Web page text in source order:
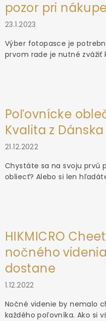
pozor pri nákupe
23.1.2023
Výber fotopasce je
prvom rade je nutné zvážiť
Poľovnícke
Kvalita z Dánska
21.12.2022
Chystáte sa na svoju prvú
obliecť? Alebo si len
HIKMICRO
nočného
dostane
1.12.2022
Nočné videnie by nemalo
každého poľovníka. Ako si